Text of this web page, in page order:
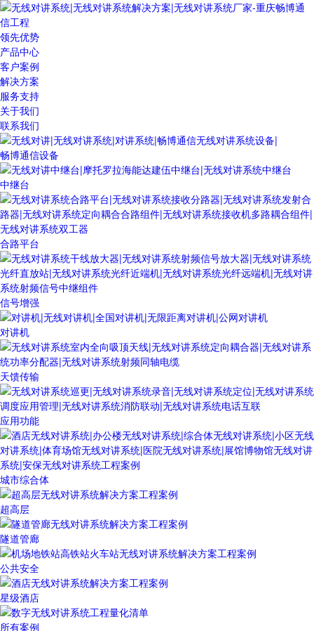
领先优势
产品中心
客户案例
解决方案
服务支持
关于我们
联系我们
畅博通信设备
中继台
合路平台
信号增强
对讲机
天馈传输
应用功能
城市综合体
超高层
隧道管廊
公共安全
星级酒店
所有案例